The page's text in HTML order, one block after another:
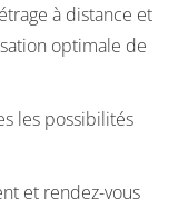
à distance et
optimale de
les possibilités
et rendez-vous